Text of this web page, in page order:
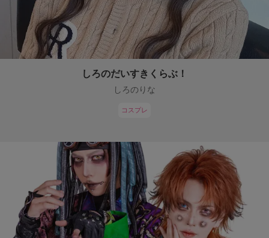
しろのだいすきくらぶ！
しろのりな
コスプレ